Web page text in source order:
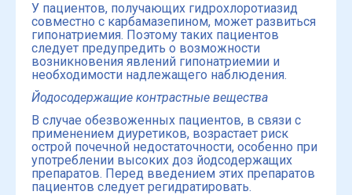
У пациентов, получающих гидрохлоротиазид
совместно с карбамазепином, может развиться
гипонатриемия. Поэтому таких пациентов
следует предупредить о возможности
возникновения явлений гипонатриемии и
необходимости надлежащего наблюдения.
Йодосодержащие контрастные вещества
В случае обезвоженных пациентов, в связи с
применением диуретиков, возрастает риск
острой почечной недостаточности, особенно при
употреблении высоких доз йодсодержащих
препаратов. Перед введением этих препаратов
пациентов следует регидратировать.